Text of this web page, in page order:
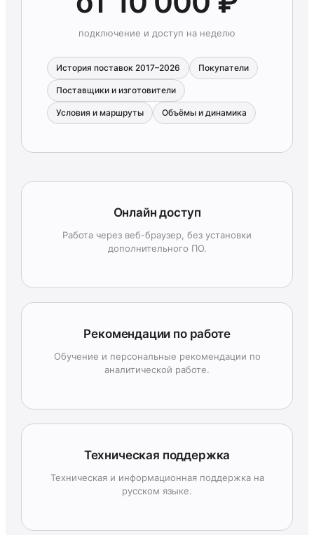
подключение и доступ на неделю
История поставок 2017–2026 Покупатели
Поставщики и изготовители
Условия и маршруты Объёмы и динамика
Онлайн доступ
Работа через веб-браузер, без установки
дополнительного ПО.
Рекомендации по работе
Обучение и персональные рекомендации по
аналитической работе.
Техническая поддержка
Техническая и информационная поддержка на
русском языке.